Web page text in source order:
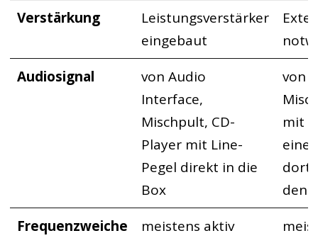
Verstärkung
Leistungsverstärker
eingebaut
Audiosignal
von Audio
Interface,
Mischpult, CD-
Player mit Line-
Pegel direkt in die
Box
von
mit
dort
den
Frequenzweiche
meistens aktiv